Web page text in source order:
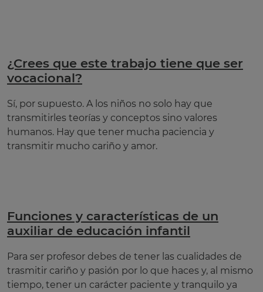
¿Crees que este trabajo tiene que ser
vocacional?
Sí, por supuesto. A los niños no solo hay que
transmitirles teorías y conceptos sino valores
humanos. Hay que tener mucha paciencia y
transmitir mucho cariño y amor.
Funciones y características de un
auxiliar de educación infantil
Para ser profesor debes de tener las cualidades de
trasmitir cariño y pasión por lo que haces y, al mismo
tiempo, tener un carácter paciente y tranquilo ya